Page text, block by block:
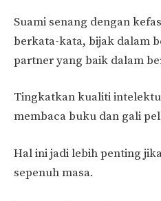
Suami senang dengan
berkata-kata, bijak dalam
partner yang baik dalam
Tingkatkan kualiti
membaca buku dan gali
Hal ini jadi lebih penting
sepenuh masa.